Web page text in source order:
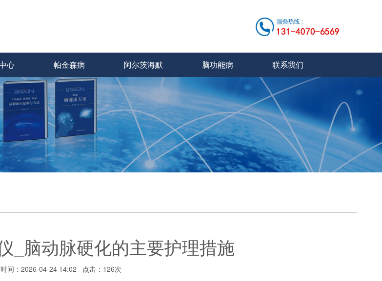
心 帕金森病 阿尔茨海默 脑功能病 联系我们
_脑动脉硬化的主要护理措施
间：2026-04-24 14:02 点击：126次